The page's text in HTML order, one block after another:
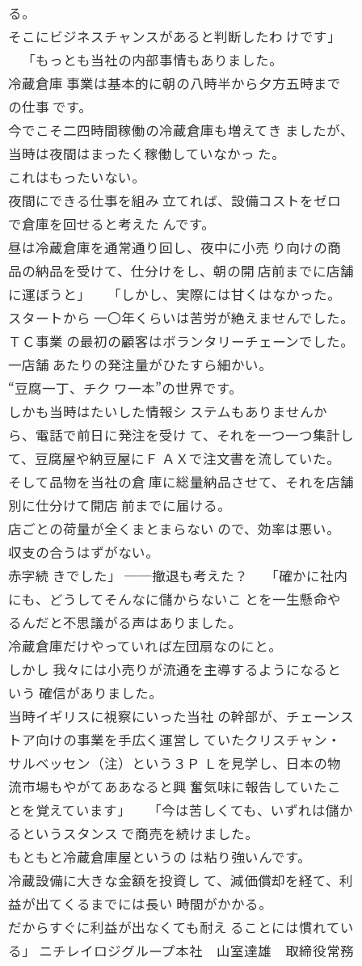
る。
そこにビジネスチャンスがあると判断したわ けです」
「もっとも当社の内部事情もありました。
冷蔵倉庫 事業は基本的に朝の八時半から夕方五時まで
の仕事 です。
今でこそ二四時間稼働の冷蔵倉庫も増えてき ましたが、
当時は夜間はまったく稼働していなかっ た。
これはもったいない。
夜間にできる仕事を組み 立てれば、設備コストをゼロ
で倉庫を回せると考えた んです。
昼は冷蔵倉庫を通常通り回し、夜中に小売 り向けの商
品の納品を受けて、仕分けをし、朝の開 店前までに店舗
に運ぼうと」 「しかし、実際には甘くはなかった。
スタートから 一〇年くらいは苦労が絶えませんでした。
ＴＣ事業 の最初の顧客はボランタリーチェーンでした。
一店舗 あたりの発注量がひたすら細かい。
“豆腐一丁、チク ワ一本”の世界です。
しかも当時はたいした情報シ ステムもありませんか
ら、電話で前日に発注を受け て、それを一つ一つ集計し
て、豆腐屋や納豆屋にＦ ＡＸで注文書を流していた。
そして品物を当社の倉 庫に総量納品させて、それを店舗
別に仕分けて開店 前までに届ける。
店ごとの荷量が全くまとまらない ので、効率は悪い。
収支の合うはずがない。
赤字続 きでした」 ──撤退も考えた？ 「確かに社内
にも、どうしてそんなに儲からないこ とを一生懸命や
るんだと不思議がる声はありました。
冷蔵倉庫だけやっていれば左団扇なのにと。
しかし 我々には小売りが流通を主導するようになると
いう 確信がありました。
当時イギリスに視察にいった当社 の幹部が、チェーンス
トア向けの事業を手広く運営し ていたクリスチャン・
サルベッセン（注）という３Ｐ Ｌを見学し、日本の物
流市場もやがてああなると興 奮気味に報告していたこ
とを覚えています」 「今は苦しくても、いずれは儲か
るというスタンス で商売を続けました。
もともと冷蔵倉庫屋というの は粘り強いんです。
冷蔵設備に大きな金額を投資し て、減価償却を経て、利
益が出てくるまでには長い 時間がかかる。
だからすぐに利益が出なくても耐え ることには慣れてい
る」 ニチレイロジグループ本社 山室達雄 取締役常務